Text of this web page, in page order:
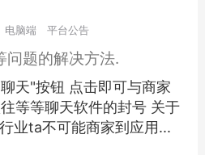
电脑端 平台公告
问题的解决方法.
天"按钮 点击即可与商家
等等聊天软件的封号 关于
业ta不可能商家到应用...